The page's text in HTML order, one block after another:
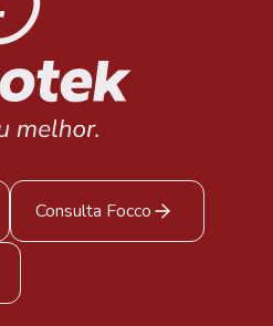
Consulta Focco